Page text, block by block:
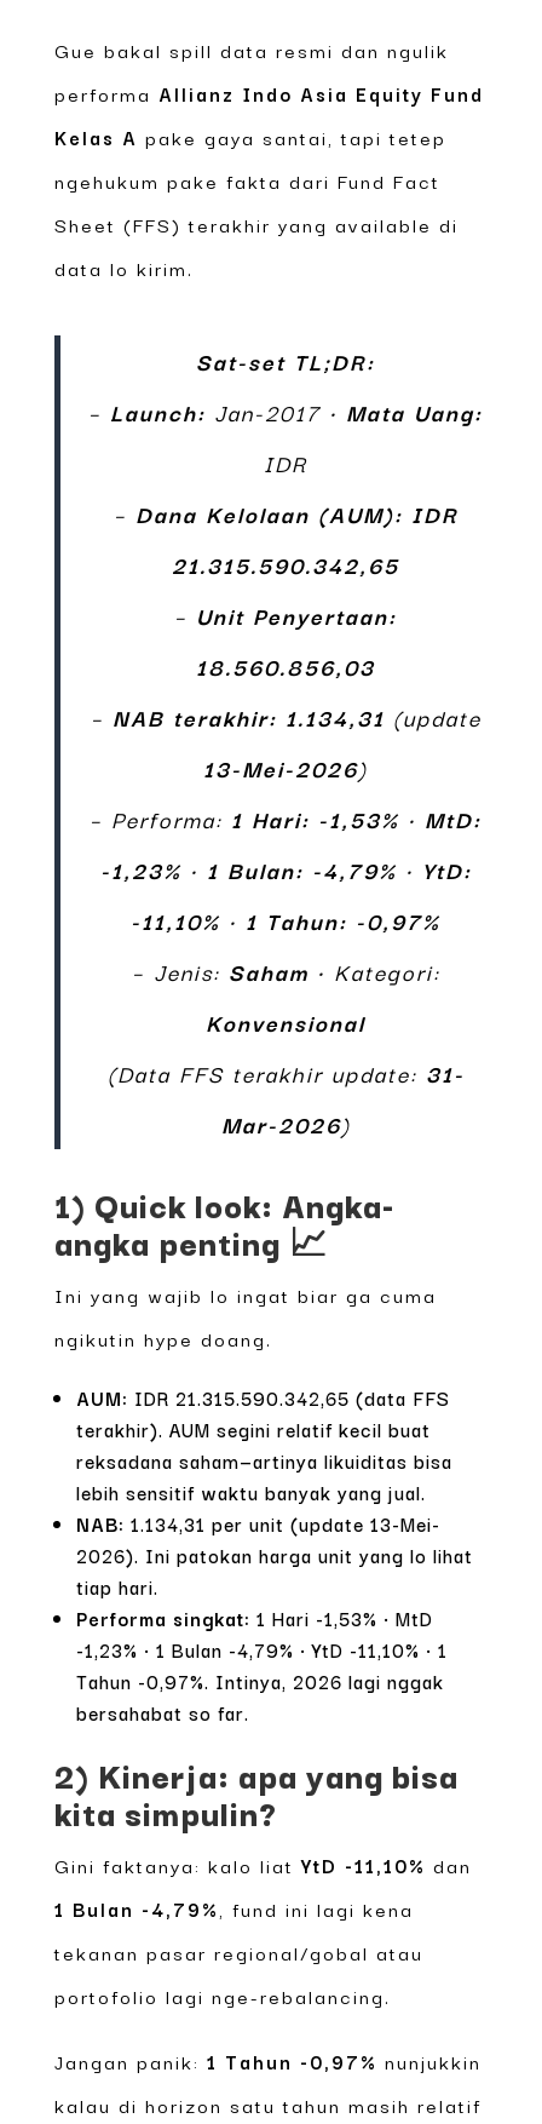
Gue bakal spill data resmi dan ngulik
performa Allianz Indo Asia Equity Fund
Kelas A pake gaya santai, tapi tetep
ngehukum pake fakta dari Fund Fact
Sheet (FFS) terakhir yang available di
data lo kirim.
Sat-set TL;DR:
– Launch: Jan-2017 • Mata Uang:
IDR
– Dana Kelolaan (AUM): IDR
21.315.590.342,65
– Unit Penyertaan:
18.560.856,03
– NAB terakhir: 1.134,31 (update
13-Mei-2026)
– Performa: 1 Hari: -1,53% • MtD:
-1,23% • 1 Bulan: -4,79% • YtD:
-11,10% • 1 Tahun: -0,97%
– Jenis: Saham • Kategori:
Konvensional
(Data FFS terakhir update: 31-
Mar-2026)
1) Quick look: Angka-
angka penting 📈
Ini yang wajib lo ingat biar ga cuma
ngikutin hype doang.
AUM: IDR 21.315.590.342,65 (data FFS
terakhir). AUM segini relatif kecil buat
reksadana saham—artinya likuiditas bisa
lebih sensitif waktu banyak yang jual.
NAB: 1.134,31 per unit (update 13-Mei-
2026). Ini patokan harga unit yang lo lihat
tiap hari.
Performa singkat: 1 Hari -1,53% • MtD
-1,23% • 1 Bulan -4,79% • YtD -11,10% • 1
Tahun -0,97%. Intinya, 2026 lagi nggak
bersahabat so far.
2) Kinerja: apa yang bisa
kita simpulin?
Gini faktanya: kalo liatYtD -11,10% dan
1 Bulan -4,79% , fund ini lagi kena
tekanan pasar regional/gobal atau
portofolio lagi nge-rebalancing.
Jangan panik: 1 Tahun -0,97% nunjukkin
kalau di horizon satu tahun masih relatif